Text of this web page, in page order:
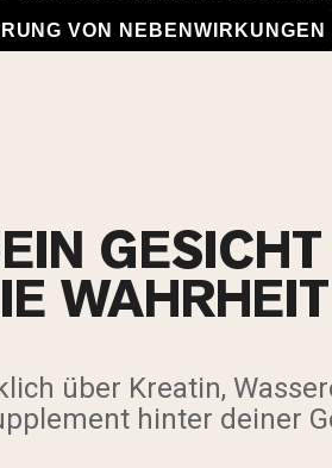
VON NEBENWIRKUNGEN
GESICHT
WAHRHEIT
über Kreatin,
hinter deiner